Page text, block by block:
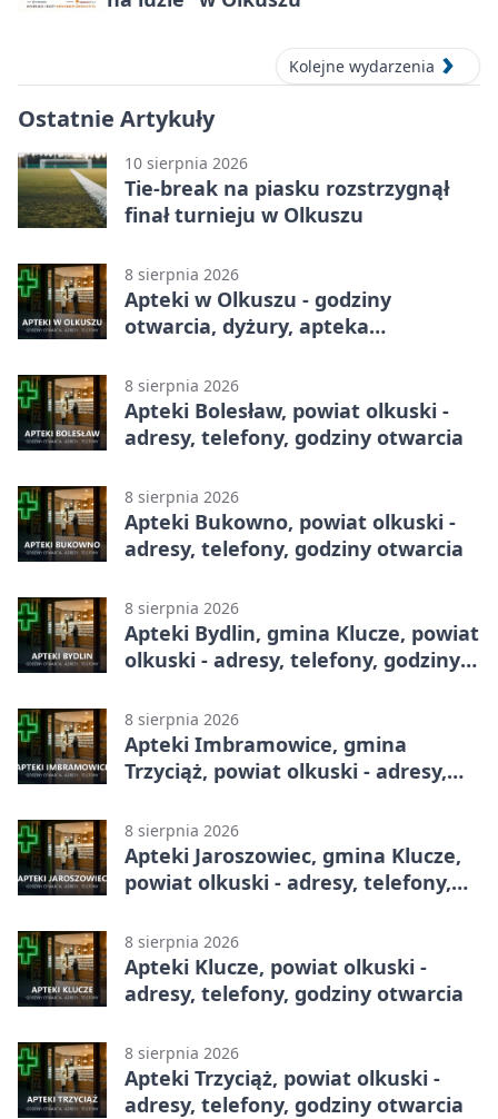
Kolejne wydarzenia
Ostatnie Artykuły
10 sierpnia 2026
Tie-break na piasku rozstrzygnął
finał turnieju w Olkuszu
8 sierpnia 2026
Apteki w Olkuszu - godziny
otwarcia, dyżury, apteka
8 sierpnia 2026
Apteki Bolesław, powiat olkuski -
adresy, telefony, godziny otwarcia
8 sierpnia 2026
Apteki Bukowno, powiat olkuski -
adresy, telefony, godziny otwarcia
8 sierpnia 2026
Apteki Bydlin, gmina Klucze, powiat
olkuski - adresy, telefony, godziny
8 sierpnia 2026
Apteki Imbramowice, gmina
Trzyciąż, powiat olkuski - adresy,
8 sierpnia 2026
Apteki Jaroszowiec, gmina Klucze,
powiat olkuski - adresy, telefony,
8 sierpnia 2026
Apteki Klucze, powiat olkuski -
adresy, telefony, godziny otwarcia
8 sierpnia 2026
Apteki Trzyciąż, powiat olkuski -
adresy, telefony, godziny otwarcia